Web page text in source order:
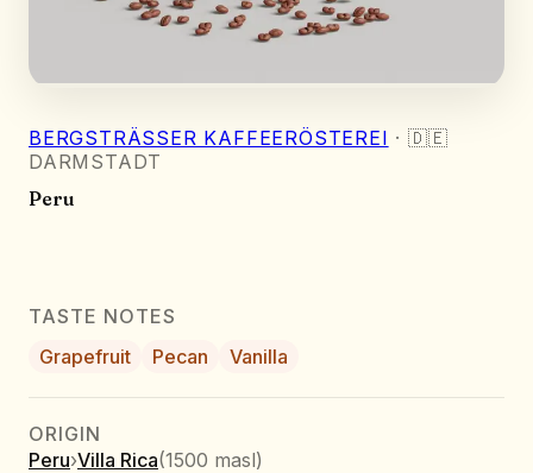
BERGSTRÄSSER KAFFEERÖSTEREI ·🇩🇪
DARMSTADT
Peru
TASTE NOTES
Grapefruit
Pecan Vanilla
ORIGIN
Peru›Villa Rica(1500 masl)